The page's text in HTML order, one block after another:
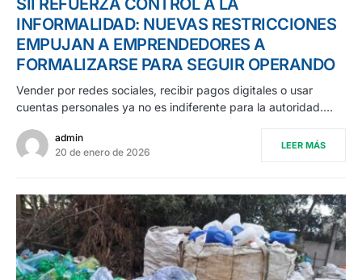
SII REFUERZA CONTROL A LA
INFORMALIDAD: NUEVAS RESTRICCIONES
EMPUJAN A EMPRENDEDORES A
FORMALIZARSE PARA SEGUIR OPERANDO
Vender por redes sociales, recibir pagos digitales o usar
cuentas personales ya no es indiferente para la autoridad.…
admin
20 de enero de 2026
LEER MÁS